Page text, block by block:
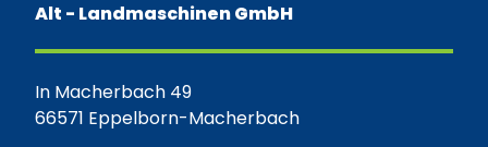
Alt - Landmaschinen GmbH
In Macherbach 49
66571 Eppelborn-Macherbach